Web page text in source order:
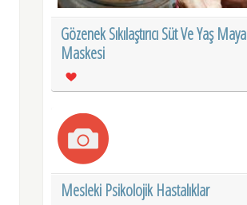
Gözenek Sıkılaştırıcı Süt Ve Yaş Maya
Maskesi
Mesleki Psikolojik Hastalıklar